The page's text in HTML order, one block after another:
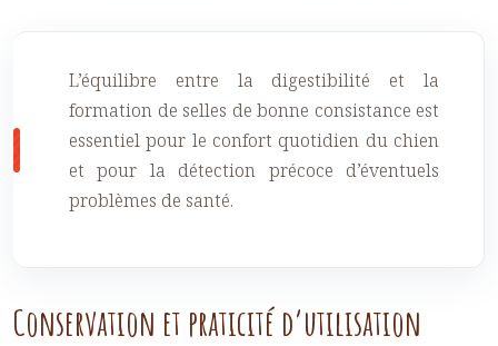
L’équilibre entre la digestibilité et la
formation de selles de bonne consistance est
essentiel pour le confort quotidien du chien
et pour la détection précoce d’éventuels
problèmes de santé.
Conservation et praticité d’utilisation